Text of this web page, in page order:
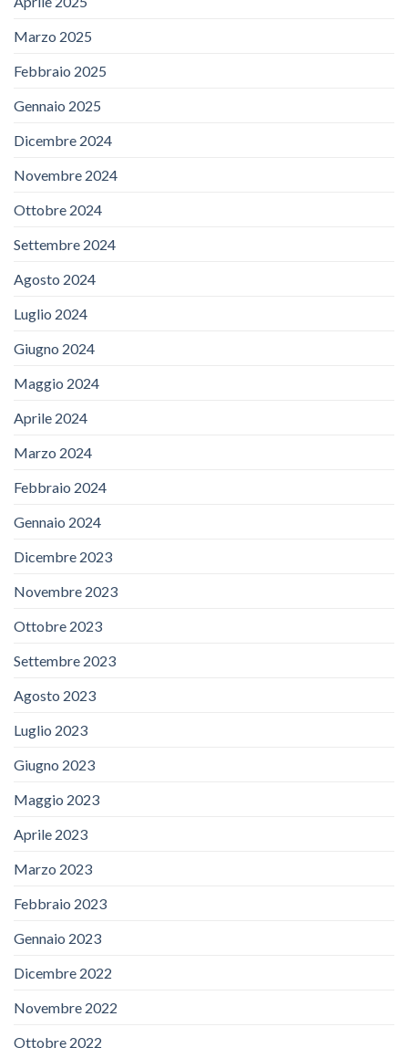
Marzo 2025
Febbraio 2025
Gennaio 2025
Dicembre 2024
Novembre 2024
Ottobre 2024
Settembre 2024
Agosto 2024
Luglio 2024
Giugno 2024
Maggio 2024
Aprile 2024
Marzo 2024
Febbraio 2024
Gennaio 2024
Dicembre 2023
Novembre 2023
Ottobre 2023
Settembre 2023
Agosto 2023
Luglio 2023
Giugno 2023
Maggio 2023
Aprile 2023
Marzo 2023
Febbraio 2023
Gennaio 2023
Dicembre 2022
Novembre 2022
Ottobre 2022